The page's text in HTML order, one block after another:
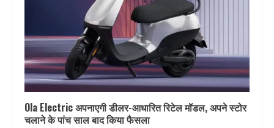
Ola Electric अपनाएगी डीलर-आधारित रिटेल मॉडल, अपने स्टोर
चलाने के पांच साल बाद किया फैसला